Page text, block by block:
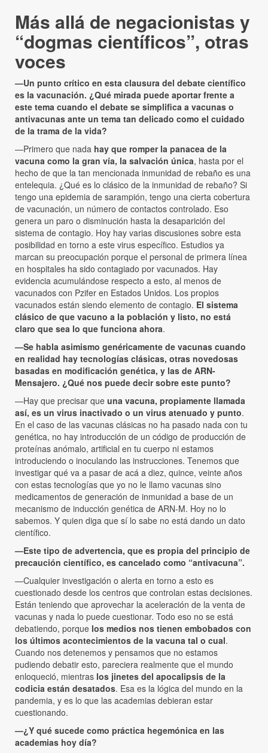
Más allá de negacionistas y
“dogmas científicos”, otras
voces
—Un punto crítico en esta clausura del debate científico
es la vacunación. ¿Qué mirada puede aportar frente a
este tema cuando el debate se simplifica a vacunas o
antivacunas ante un tema tan delicado como el cuidado
de la trama de la vida?
—Primero que nada hay que romper la panacea de la
vacuna como la gran vía, la salvación única, hasta por el
hecho de que la tan mencionada inmunidad de rebaño es una
entelequia. ¿Qué es lo clásico de la inmunidad de rebaño? Si
tengo una epidemia de sarampión, tengo una cierta cobertura
de vacunación, un número de contactos controlado. Eso
genera un paro o disminución hasta la desaparición del
sistema de contagio. Hoy hay varias discusiones sobre esta
posibilidad en torno a este virus específico. Estudios ya
marcan su preocupación porque el personal de primera línea
en hospitales ha sido contagiado por vacunados. Hay
evidencia acumulándose respecto a esto, al menos de
vacunados con Pzifer en Estados Unidos. Los propios
vacunados están siendo elemento de contagio. El sistema
clásico de que vacuno a la población y listo, no está
claro que sea lo que funciona ahora.
—Se habla asimismo genéricamente de vacunas cuando
en realidad hay tecnologías clásicas, otras novedosas
basadas en modificación genética, y las de ARN-
Mensajero. ¿Qué nos puede decir sobre este punto?
—Hay que precisar que una vacuna, propiamente llamada
así, es un virus inactivado o un virus atenuado y punto.
En el caso de las vacunas clásicas no ha pasado nada con tu
genética, no hay introducción de un código de producción de
proteínas anómalo, artificial en tu cuerpo ni estamos
introduciendo o inoculando las instrucciones. Tenemos que
investigar qué va a pasar de acá a diez, quince, veinte años
con estas tecnologías que yo no le llamo vacunas sino
medicamentos de generación de inmunidad a base de un
mecanismo de inducción genética de ARN-M. Hoy no lo
sabemos. Y quien diga que sí lo sabe no está dando un dato
científico.
—Este tipo de advertencia, que es propia del principio de
precaución científico, es cancelado como “antivacuna”.
—Cualquier investigación o alerta en torno a esto es
cuestionado desde los centros que controlan estas decisiones.
Están teniendo que aprovechar la aceleración de la venta de
vacunas y nada lo puede cuestionar. Todo eso no se está
debatiendo, porque los medios nos tienen embobados con
los últimos acontecimientos de la vacuna tal o cual.
Cuando nos detenemos y pensamos que no estamos
pudiendo debatir esto, pareciera realmente que el mundo
enloqueció, mientras los jinetes del apocalipsis de la
codicia están desatados. Esa es la lógica del mundo en la
pandemia, y es lo que las academias debieran estar
cuestionando.
—¿Y qué sucede como práctica hegemónica en las
academias hoy día?